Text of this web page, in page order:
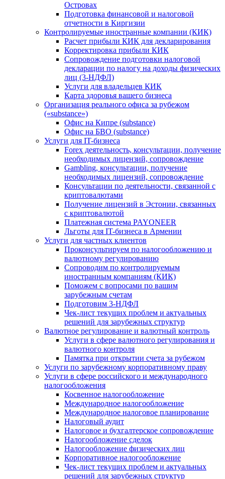
Островах
Подготовка финансовой и налоговой
отчетности в Киргизии
Контролируемые иностранные компании (КИК)
Расчет прибыли КИК для декларирования
Корректировка прибыли КИК
Сопровождение подготовки налоговой
декларации по налогу на доходы физических
лиц (3-НДФЛ)
Услуги для владельцев КИК
Карта здоровья вашего бизнеса
Организация реального офиса за рубежом
(«substance»)
Офис на Кипре (substance)
Офис на БВО (substance)
Услуги для IT-бизнеса
Forex деятельность, консультации, получение
необходимых лицензий, сопровождение
Gambling, консультации, получение
необходимых лицензий, сопровождение
Консультации по деятельности, связанной с
криптовалютами
Получение лицензий в Эстонии, связанных
с криптовалютой
Платежная система PAYONEER
Льготы для IT-бизнеса в Армении
Услуги для частных клиентов
Проконсультируем по налогообложению и
валютному регулированию
Сопроводим по контролируемым
иностранным компаниям (КИК)
Поможем с вопросами по вашим
зарубежным счетам
Подготовим 3-НДФЛ
Чек-лист текущих проблем и актуальных
решений для зарубежных структур
Валютное регулирование и валютный контроль
Услуги в сфере валютного регулирования и
валютного контроля
Памятка при открытии счета за рубежом
Услуги по зарубежному корпоративному праву
Услуги в сфере российского и международного
налогообложения
Косвенное налогообложение
Международное налогообложение
Международное налоговое планирование
Налоговый аудит
Налоговое и бухгалтерское сопровождение
Налогообложение сделок
Налогообложение физических лиц
Корпоративное налогообложение
Чек-лист текущих проблем и актуальных
решений для зарубежных структур